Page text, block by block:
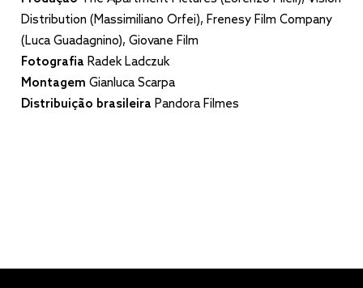
Distribution (Massimiliano Orfei), Frenesy Film Company
(Luca Guadagnino), Giovane Film
Fotografia Radek Ladczuk
Montagem Gianluca Scarpa
Distribuição brasileira Pandora Filmes